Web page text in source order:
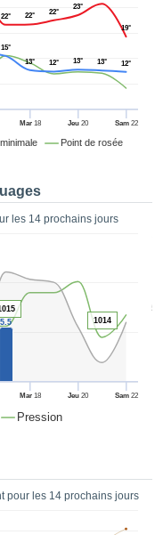
Point de rosée
Mar18 Jeu 20 Sam22
22° 22° 22°
23°
19°
15°
13°
12° 13° 13° 12°
les 14 prochains jours
Pression
50
Mar18 Jeu 20 Sam22
5.5
1014
pour les 14 prochains jours